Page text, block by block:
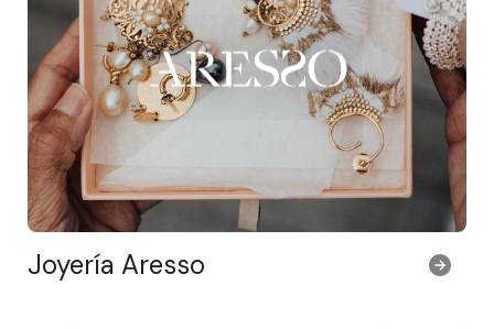
Joyería Aresso